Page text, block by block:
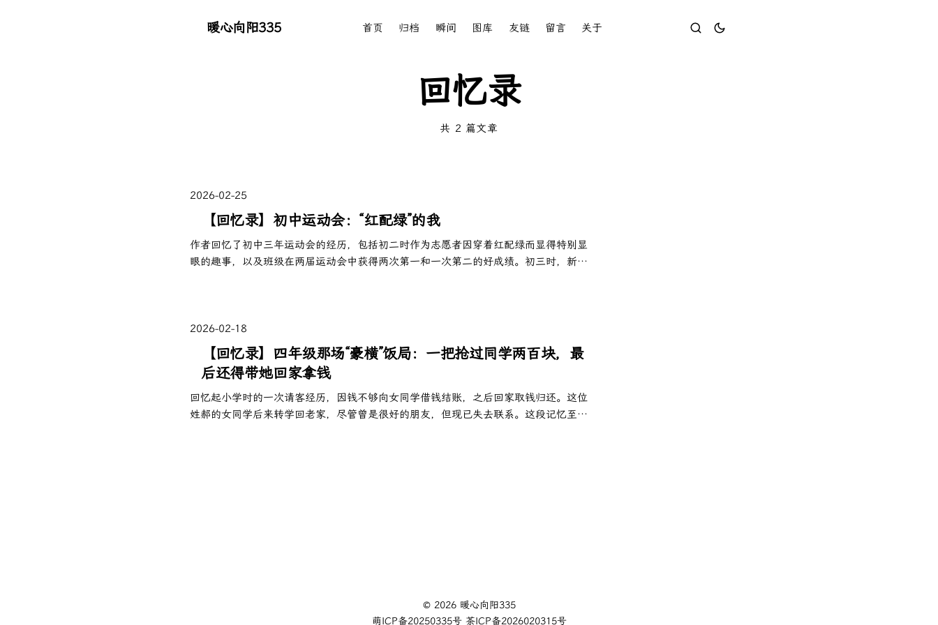
暖心向阳335 首页 归档 瞬间 图库 友链 留言 关于
回忆录
共 2 篇文章
2026-02-25
【回忆录】初中运动会：“红配绿”的我
作者回忆了初中三年运动会的经历，包括初二时作为志愿者因穿着红配绿而显得特别显
眼的趣事，以及班级在两届运动会中获得两次第一和一次第二的好成绩。初三时，新来
2026-02-18
【回忆录】四年级那场“豪横”饭局：一把抢过同学两百块，最
后还得带她回家拿钱
回忆起小学时的一次请客经历，因钱不够向女同学借钱结账，之后回家取钱归还。这位
姓郝的女同学后来转学回老家，尽管曾是很好的朋友，但现已失去联系。这段记忆至今
© 2026 暖心向阳335
萌ICP备20250335号 茶ICP备2026020315号